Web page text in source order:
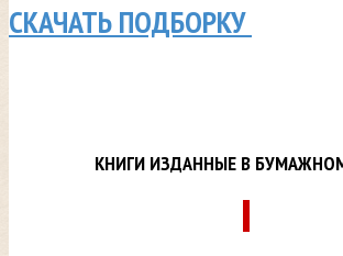
СКАЧАТЬ ПОДБОРКУ
КНИГИ ИЗДАННЫЕ В